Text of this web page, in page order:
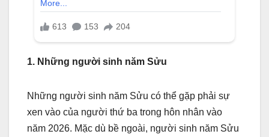
1. Những người sinh năm Sửu
Những người sinh năm Sửu có thể gặp phải sự
xen vào của người thứ ba trong hôn nhân vào
năm 2026. Mặc dù bề ngoài, người sinh năm Sửu